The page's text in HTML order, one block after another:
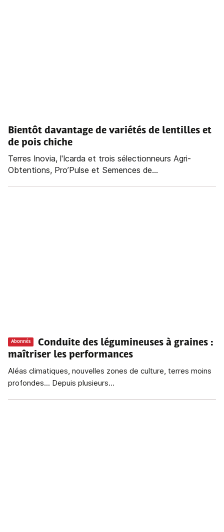
Bientôt davantage de variétés de lentilles et
de pois chiche
Terres Inovia, l'Icarda et trois sélectionneurs Agri-
Obtentions, Pro’Pulse et Semences de...
Abonnés Conduite des légumineuses à graines :
maîtriser les performances
Aléas climatiques, nouvelles zones de culture, terres moins
profondes... Depuis plusieurs...